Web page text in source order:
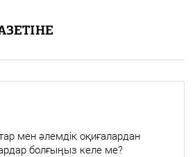
жыл
мен әлемдік оқиғалардан
болғыңыз келе ме?